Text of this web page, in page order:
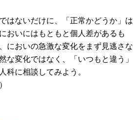
はないだけに、「正常かどうか」は
おいにはもともと個人差があるも
においの急激な変化をまず見逃さな
な変化ではなく、「いつもと違う」
科に相談してみよう。